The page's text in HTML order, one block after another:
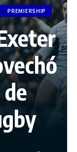
PREMIERSHIP